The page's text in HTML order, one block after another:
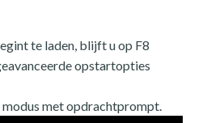
te laden, blijft u op F8
opstartopties
modus met opdrachtprompt.